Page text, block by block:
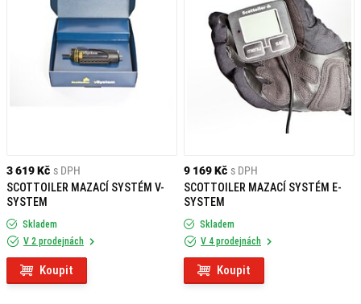
3 619 Kč s DPH
SCOTTOILER MAZACÍ SYSTÉM V-
SYSTEM
Skladem
V 2 prodejnách
Koupit
9 169 Kč s DPH
SCOTTOILER MAZACÍ SYSTÉM E-
SYSTEM
Skladem
V 4 prodejnách
Koupit